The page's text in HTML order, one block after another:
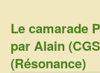
Le camarade
par Alain
(Résonance)